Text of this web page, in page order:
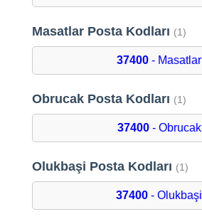
Masatlar Posta Kodları (1)
37400 - Masatlar
Obrucak Posta Kodları (1)
37400- Obrucak
Olukbaşi Posta Kodları (1)
37400 - Olukbaşi